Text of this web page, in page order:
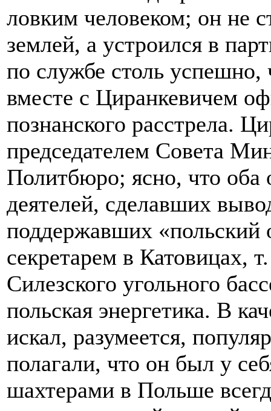
ловким человеком; он не
землей, а устроился в
по службе столь
вместе с Циранкевичем
познанского расстрела.
председателем Совета
Политбюро; ясно, что оба
деятелей, сделавших
поддержавших «польский
секретарем в Катовицах,
Силезского угольного
польская энергетика. В
искал, разумеется,
полагали, что он был у
шахтерами в Польше